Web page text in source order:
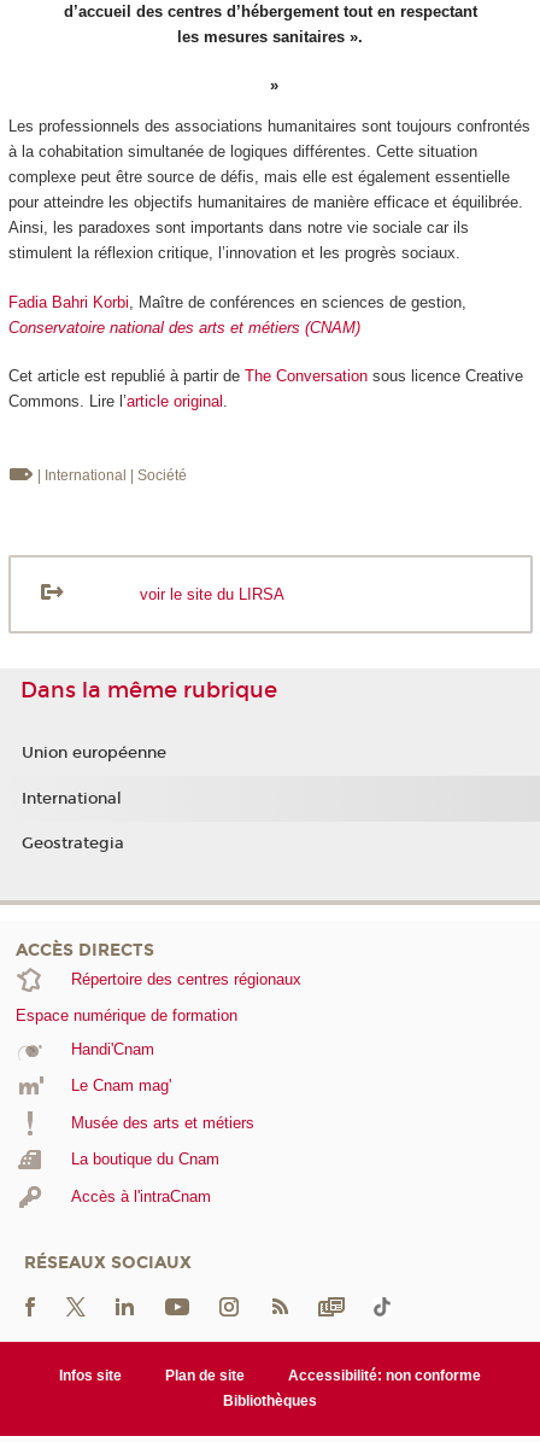
d’accueil des centres d’hébergement tout en respectant
les mesures sanitaires ».
Les professionnels des associations humanitaires sont toujours confrontés
à la cohabitation simultanée de logiques différentes. Cette situation
complexe peut être source de défis, mais elle est également essentielle
pour atteindre les objectifs humanitaires de manière efficace et équilibrée.
Ainsi, les paradoxes sont importants dans notre vie sociale car ils
stimulent la réflexion critique, l’innovation et les progrès sociaux.
Fadia Bahri Korbi , Maître de conférences en sciences de gestion,
Conservatoire national des arts et métiers (CNAM)
Cet article est republié à partir de The Conversationsous licence Creative
Commons. Lire l’article original .
| International | Société
voir le site du LIRSA
Dans la même rubrique
Union européenne
International
Geostrategia
ACCÈS DIRECTS
Répertoire des centres régionaux
Espace numérique de formation
Handi'Cnam
Le Cnam mag'
Musée des arts et métiers
La boutique du Cnam
Accès à l'intraCnam
RÉSEAUX SOCIAUX
Infos site Plan de site
Accessibilité: non conforme
Bibliothèques